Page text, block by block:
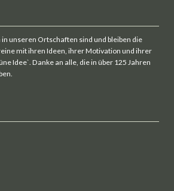
unseren Ortschaften sind und bleiben die
mit ihren Ideen, ihrer Motivation und ihrer
Idee`. Danke an alle, die in über 125 Jahren